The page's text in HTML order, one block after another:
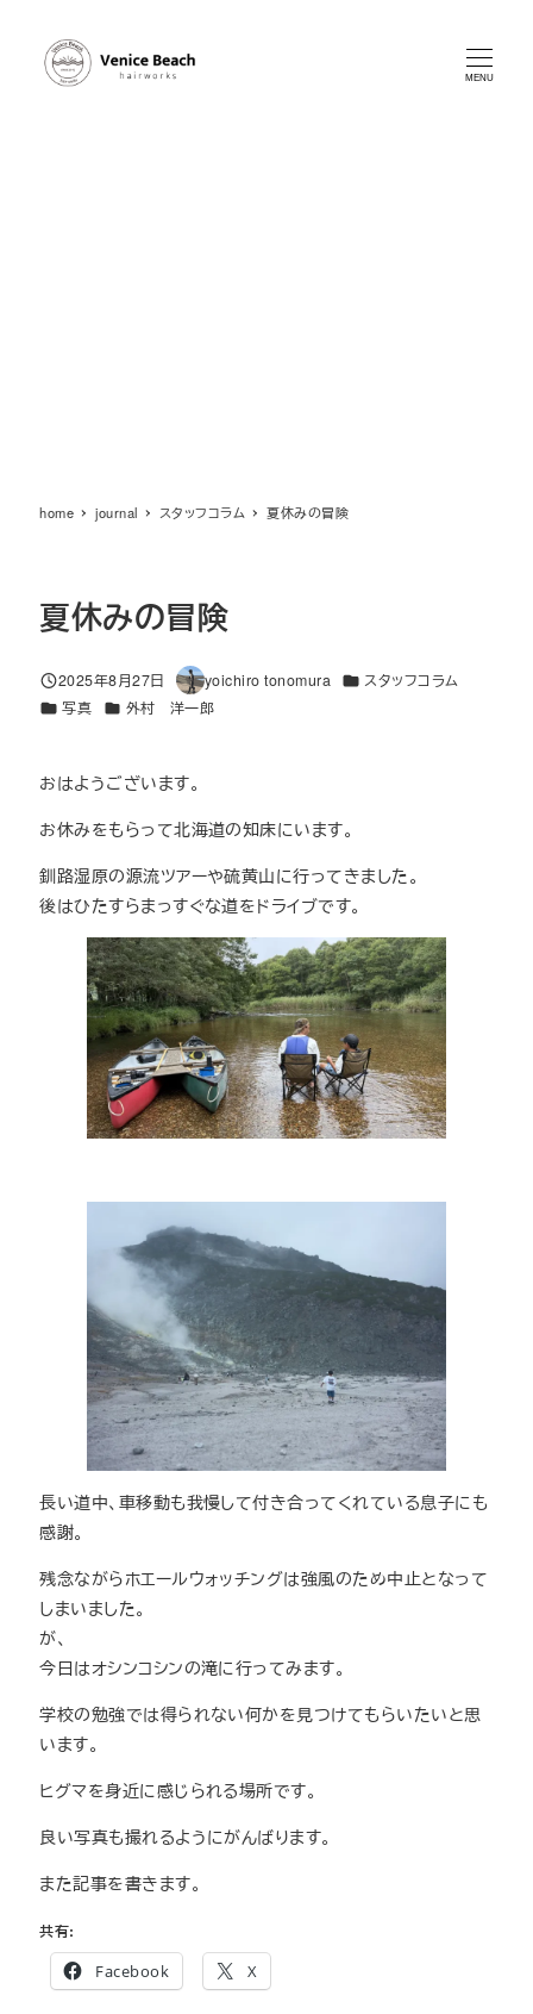
MENU
home journal スタッフコラム 夏休みの冒険
夏休みの冒険
投稿日
2025年8月27日
著
者
yoichiro tonomura カテゴリー
スタッフコラム
カテゴリー
写真 カテゴリー
外村 洋一郎
おはようございます。
お休みをもらって北海道の知床にいます。
釧路湿原の源流ツアーや硫黄山に行ってきました。
後はひたすらまっすぐな道をドライブです。
長い道中、車移動も我慢して付き合ってくれている息子にも
感謝。
残念ながらホエールウォッチングは強風のため中止となって
しまいました。
が、
今日はオシンコシンの滝に行ってみます。
学校の勉強では得られない何かを見つけてもらいたいと思
います。
ヒグマを身近に感じられる場所です。
良い写真も撮れるようにがんばります。
また記事を書きます。
共有:
Facebook
X